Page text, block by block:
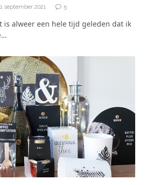
september 2021 5
is alweer een hele tijd geleden dat ik